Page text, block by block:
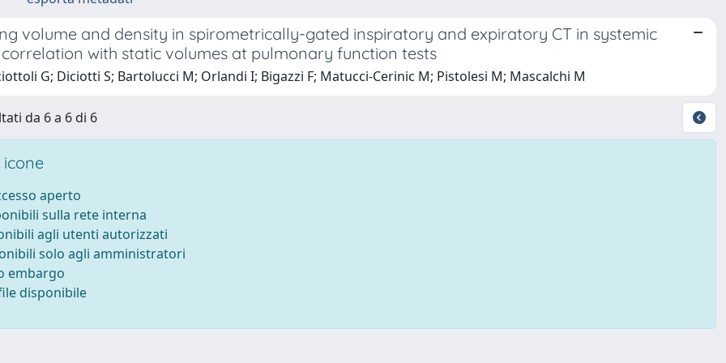
volume and density in spirometrically-gated inspiratory and expiratory CT in systemic
correlation with static volumes at pulmonary function tests
G; Diciotti S; Bartolucci M; Orlandi I; Bigazzi F; Matucci-Cerinic M; Pistolesi M; Mascalchi M
da 6 a 6 di 6
aperto
sulla rete interna
agli utenti autorizzati
solo agli amministratori
embargo
disponibile